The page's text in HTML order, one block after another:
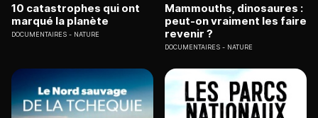
10 catastrophes qui ont
marqué la planète
DOCUMENTAIRES NATURE
Mammouths, dinosaures :
peut-on vraiment les faire
revenir ?
DOCUMENTAIRES NATURE